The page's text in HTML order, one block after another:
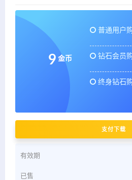
9 金币
普通用户
钻石会员
终身钻石
支付下载
有效期
已售